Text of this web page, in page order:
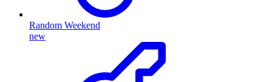
Random Weekend
new